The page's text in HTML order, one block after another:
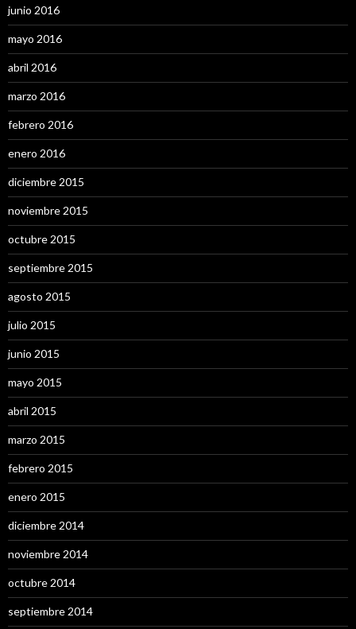
junio 2016
mayo 2016
abril 2016
marzo 2016
febrero 2016
enero 2016
diciembre 2015
noviembre 2015
octubre 2015
septiembre 2015
agosto 2015
julio 2015
junio 2015
mayo 2015
abril 2015
marzo 2015
febrero 2015
enero 2015
diciembre 2014
noviembre 2014
octubre 2014
septiembre 2014